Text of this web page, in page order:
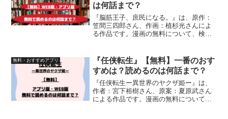
は何話まで？
『脳筋王子、庶民になる。』は、原作：
笠間三四郎さん、作画：植杉光さんによ
る作品です。漫画の無料について、検索
読むことができるのか、検証しています
無料・おすすめアプリ
『任侠転生』【無料】一番のおす
すめは？読めるのは何話まで？
『任侠転生ー異世界のヤクザ姫ー』は、
作者：宮下裕樹さん、原案：夏原武さん
による作品です。漫画の無料について、